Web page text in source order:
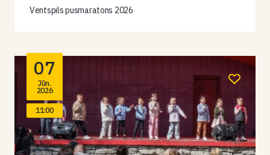
Ventspils pusmaratons 2026
07
Jūn.
2026
11:00